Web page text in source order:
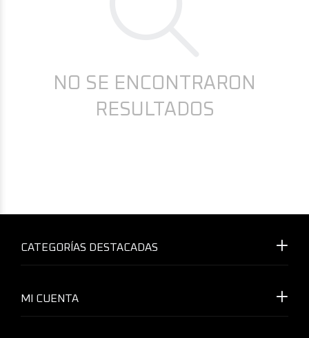
NO SE ENCONTRARON
RESULTADOS
CATEGORÍAS DESTACADAS
MI CUENTA